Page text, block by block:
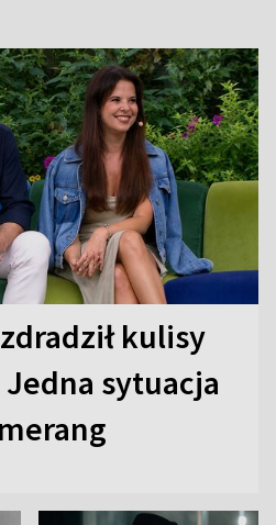
kulisy
Jedna sytuacja